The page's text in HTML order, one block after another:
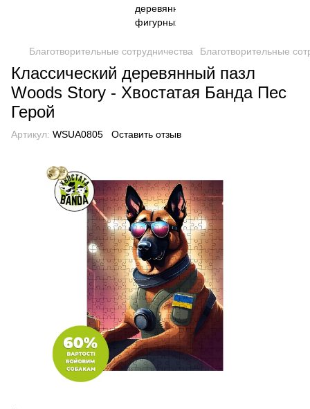
Благотворительные сотрудничества Благотворительные
Классический деревянный пазл
Woods Story - Хвостатая Банда Пес
Герой
Артикул: WSUA0805 Оставить отзыв